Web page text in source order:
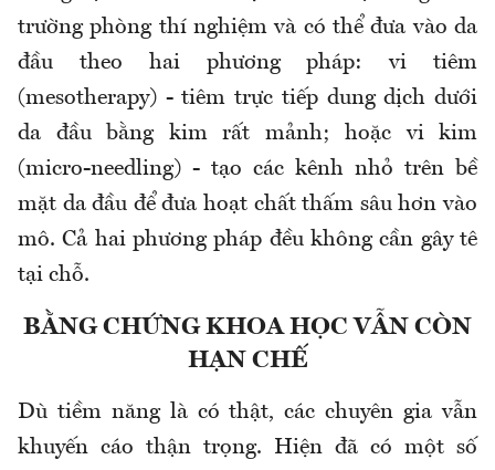
trường phòng thí nghiệm và có thể đưa vào da
đầu theo hai phương pháp: vi tiêm
(mesotherapy) - tiêm trực tiếp dung dịch dưới
da đầu bằng kim rất mảnh; hoặc vi kim
(micro-needling) - tạo các kênh nhỏ trên bề
mặt da đầu để đưa hoạt chất thấm sâu hơn vào
mô. Cả hai phương pháp đều không cần gây tê
tại chỗ.
BẰNG CHỨNG KHOA HỌC VẪN CÒN
HẠN CHẾ
Dù tiềm năng là có thật, các chuyên gia vẫn
khuyến cáo thận trọng. Hiện đã có một số